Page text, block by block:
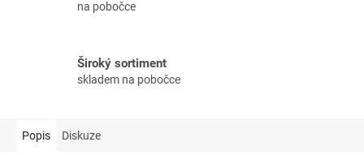
na pobočce
Široký sortiment
skladem na pobočce
Popis Diskuze